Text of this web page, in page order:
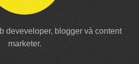
deveveloper, blogger và content
marketer.